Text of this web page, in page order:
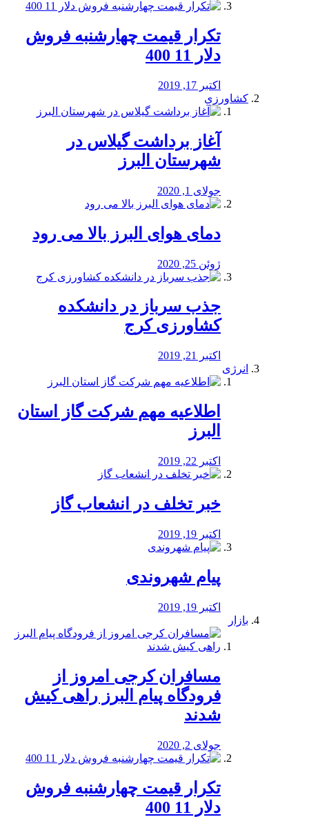
تکرار قیمت چهارشنبه فروش
دلار 11 400
اکتبر 17, 2019
کشاورزی
آغاز برداشت گیلاس در
شهرستان البرز
جولای 1, 2020
دمای هوای البرز بالا می رود
ژوئن 25, 2020
جذب سرباز در دانشکده
کشاورزی کرج
اکتبر 21, 2019
انرژی
️اطلاعیه مهم شرکت گاز استان
البرز
اکتبر 22, 2019
خبر تخلف در انشعاب گاز
اکتبر 19, 2019
پیام شهروندی
اکتبر 19, 2019
بازار
مسافران کرجی امروز از
فرودگاه پیام البرز راهی کیش
شدند
جولای 2, 2020
تکرار قیمت چهارشنبه فروش
دلار 11 400